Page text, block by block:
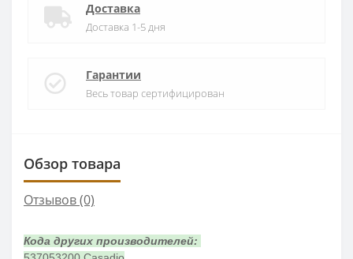
Доставка
Доставка 1-5 дня
Гарантии
Весь товар сертифицирован
Обзор товара
Отзывов (0)
Кода других производителей: